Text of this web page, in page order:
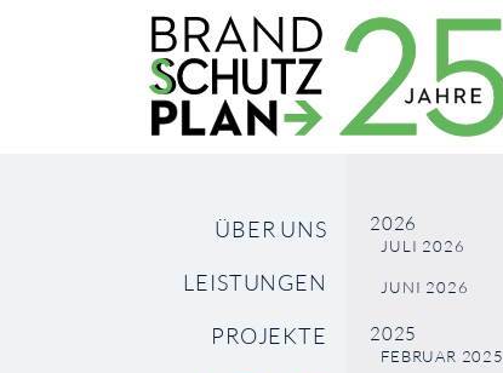
ÜBER UNS
LEISTUNGEN
PROJEKTE
2026
JULI 2026
JUNI 2026
2025
FEBRUAR 2025